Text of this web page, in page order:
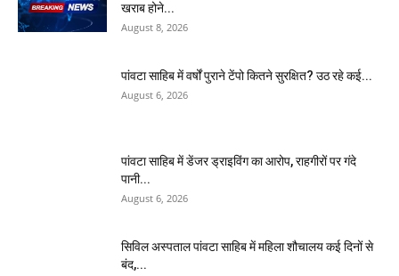
खराब होने...
August 8, 2026
पांवटा साहिब में वर्षों पुराने टेंपो कितने सुरक्षित? उठ रहे कई...
August 6, 2026
पांवटा साहिब में डेंजर ड्राइविंग का आरोप, राहगीरों पर गंदे
पानी...
August 6, 2026
सिविल अस्पताल पांवटा साहिब में महिला शौचालय कई दिनों से
बंद,...